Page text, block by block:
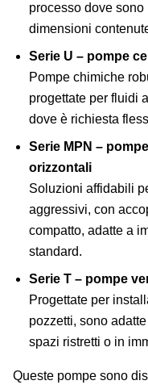
processo dove
dimensioni
Serie U – pompe
Pompe chimiche
progettate per fluidi
dove è richiesta
Serie MPN –
orizzontali
Soluzioni affidabili
aggressivi, con
compatto, adatte a
standard.
Serie T – pompe
Progettate per
pozzetti, sono
spazi ristretti o in
Queste pompe sono